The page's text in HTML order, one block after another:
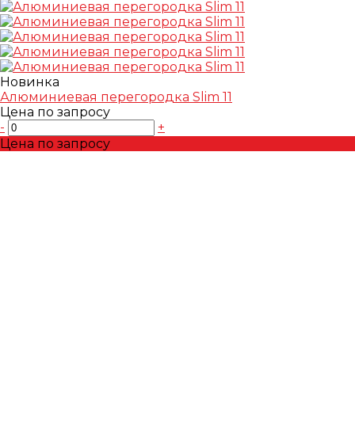
Новинка
Алюминиевая перегородка Slim 11
Цена по запросу
-
+
Цена по запросу